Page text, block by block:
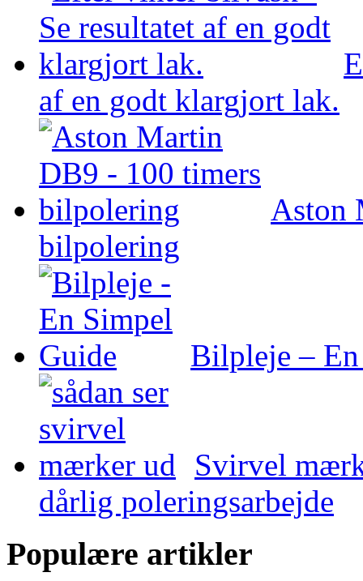
af en godt klargjort lak.
Aston
bilpolering
Bilpleje –
Svirvel
dårlig poleringsarbejde
Populære artikler